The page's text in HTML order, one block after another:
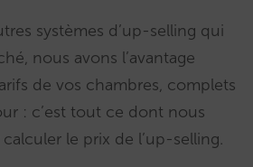
systèmes d’up-selling qui
nous avons l’avantage
de vos chambres, complets
: c’est tout ce dont nous
le prix de l’up-selling.